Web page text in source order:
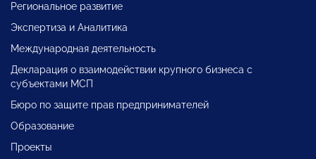
Региональное развитие
Экспертиза и Аналитика
Международная деятельность
Декларация о взаимодействии крупного бизнеса с
субъектами МСП
Бюро по защите прав предпринимателей
Образование
Проекты